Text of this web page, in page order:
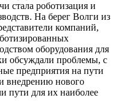
стала роботизация и
На берег Волги из
компаний,
оборудования для
обсуждали проблемы, с
предприятия на пути
внедрению нового
пути для их наиболее